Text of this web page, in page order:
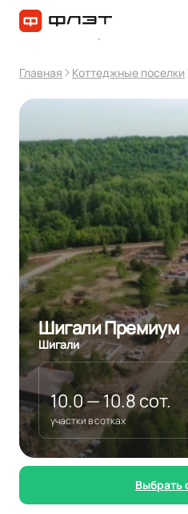
Главная Коттеджные поселки
Шигали Премиум
Шигали
10.0 — 10.8 сот.
участки в сотках
Выбрать